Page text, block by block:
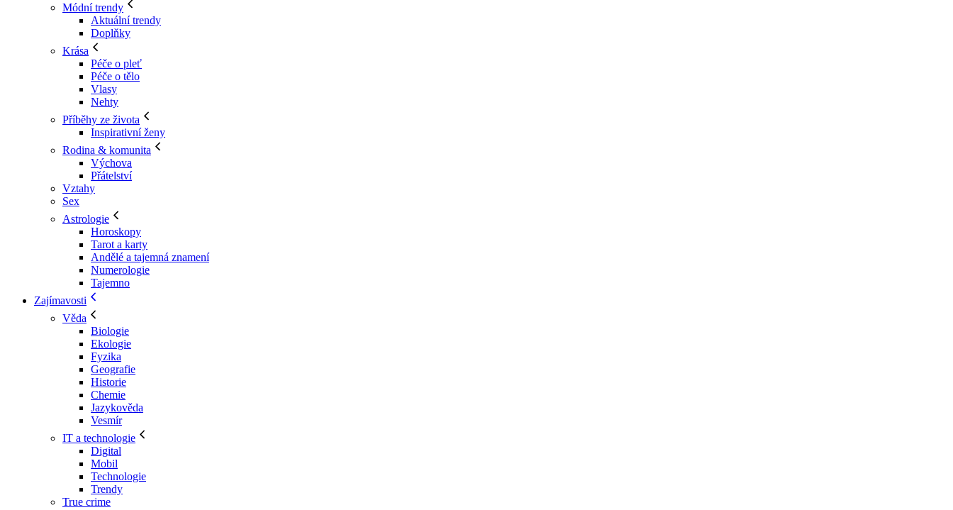
Módní trendy
Aktuální trendy
Doplňky
Krása
Péče o pleť
Péče o tělo
Vlasy
Nehty
Příběhy ze života
Inspirativní ženy
Rodina & komunita
Výchova
Přátelství
Vztahy
Sex
Astrologie
Horoskopy
Tarot a karty
Andělé a tajemná znamení
Numerologie
Tajemno
Zajímavosti
Věda
Biologie
Ekologie
Fyzika
Geografie
Historie
Chemie
Jazykověda
Vesmír
IT a technologie
Digital
Mobil
Technologie
Trendy
True crime